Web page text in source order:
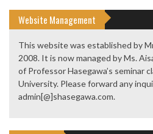
Website Management
This website was established by
2008. It is now managed by Ms.
of Professor Hasegawa’s seminar
University. Please forward any
admin[@]shasegawa.com.